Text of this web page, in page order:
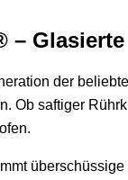
der
Ob saftiger